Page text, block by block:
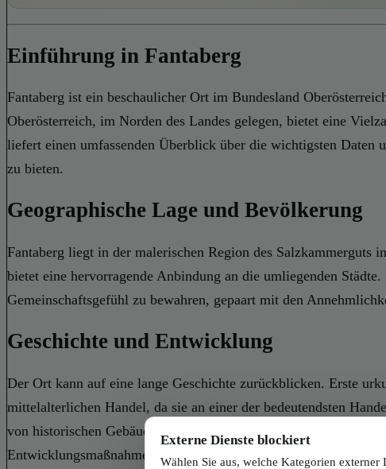
Einführung in Fantaberg
Fantaberg ist ein beschaulicher Ort im Bundesland
Oberösterreich, im Norden des Landes gelegen, bietet eine
liefert einen umfassenden Überblick über die wichtigsten Daten
zu bieten.
Geographische Lage und Bevölkerung
Fantaberg liegt in der malerischen Region des
bietet eine hervorragende Anbindung an die umliegenden
Gemeinschaftsgefühl zu bewahren, gepaart mit den
Geschichte und Entwicklung
Der Ort kann auf eine lange Geschichte zurückblicken. Erste
mittelalterlichen Handel, da sie an einer der bedeutendsten
von historischen Gebäuden und Denkmälern bewundert
Entwicklungsmaßnahmen modernisiert, ohne dabei den Charme
Externe Dienste blockiert
Wählen Sie aus, welche Kategorien externer